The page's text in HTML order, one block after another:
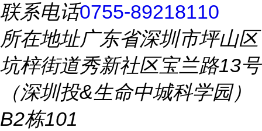
联系电话0755-89218110
所在地址广东省深圳市坪山区
坑梓街道秀新社区宝兰路13号
（深圳投&生命中城科学园）
B2栋101